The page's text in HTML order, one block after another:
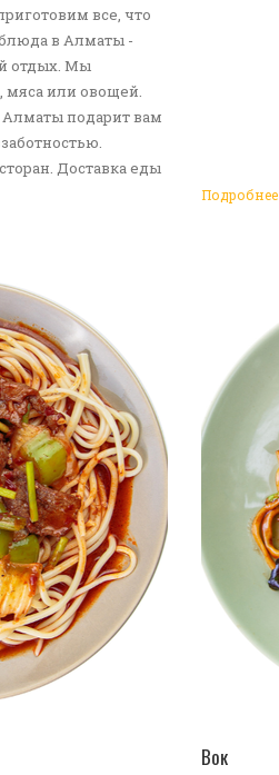
все, что
в Алматы -
отдых. Мы
мяса или овощей.
подарит вам
Доставка еды
Подробнее
Вок